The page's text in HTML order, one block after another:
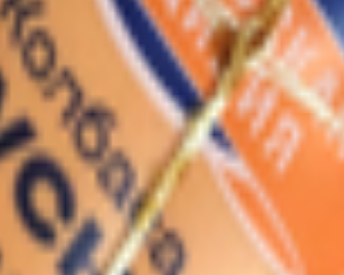
обл., Быховский р-н, г. Быхов, ул. Гвардейская, 2А